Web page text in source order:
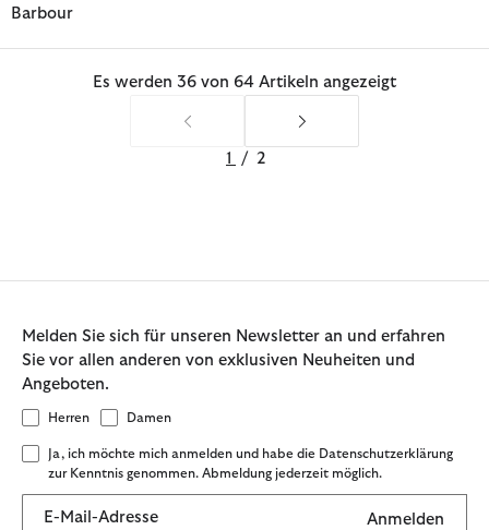
Barbour
Es werden 36 von 64 Artikeln angezeigt
1 / 2
Melden Sie sich für unseren Newsletter an und erfahren
Sie vor allen anderen von exklusiven Neuheiten und
Angeboten.
Herren Damen
Ja, ich möchte mich anmelden und habe die Datenschutzerklärung
zur Kenntnis genommen. Abmeldung jederzeit möglich.
E-Mail-Adresse Anmelden